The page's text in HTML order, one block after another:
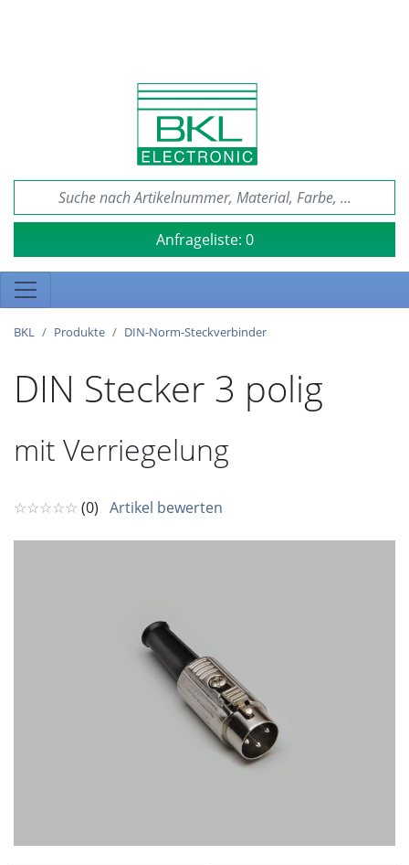
Anfrageliste: 0
BKL Produkte DIN-Norm-Steckverbinder
DIN Stecker 3 polig
mit Verriegelung
☆☆☆☆☆ (0) Artikel bewerten